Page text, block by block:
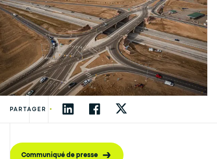
PARTAGER •
Communiqué de presse